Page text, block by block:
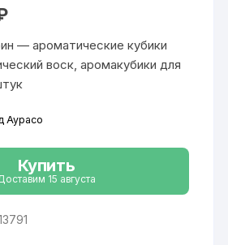
Текущая
130 ₽.
— ароматические кубики
воск, аромакубики для
Аурасо
Купить
15 августа